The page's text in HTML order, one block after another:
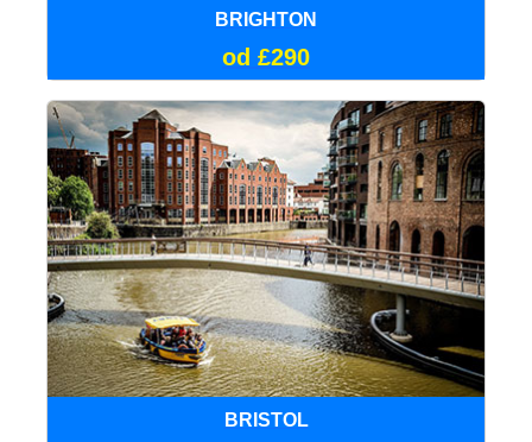
BRIGHTON
od £290
BRISTOL